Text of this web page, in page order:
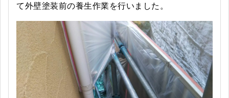
て外壁塗装前の養生作業を行いました。